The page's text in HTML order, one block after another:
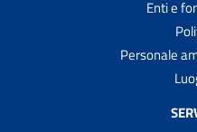
Enti e
Personale